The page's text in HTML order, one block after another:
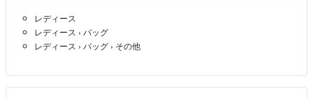
■コンビニ/ATM支払いをお選びの方は、必ずお支払い予定日をお知らせ
下さい。
レディース
レディース › バッグ
レディース › バッグ › その他